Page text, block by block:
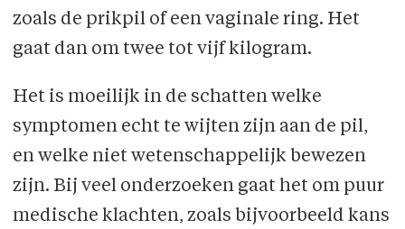
zoals de prikpil of een vaginale ring. Het
gaat dan om twee tot vijf kilogram.
Het is moeilijk in de schatten welke
symptomen echt te wijten zijn aan de pil,
en welke niet wetenschappelijk bewezen
zijn. Bij veel onderzoeken gaat het om puur
medische klachten, zoals bijvoorbeeld kans